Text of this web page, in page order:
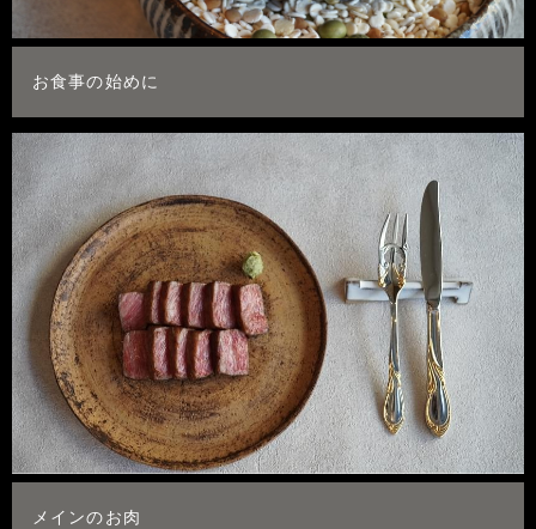
お食事の始めに
メインのお肉